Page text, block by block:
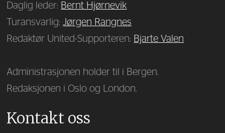
Daglig leder: Bernt Hjørnevik
Turansvarlig:Jørgen Rangnes
Redaktør United-Supporteren: Bjarte Valen
Administrasjonen holder til i Bergen.
Redaksjonen i Oslo og London.
Kontakt oss